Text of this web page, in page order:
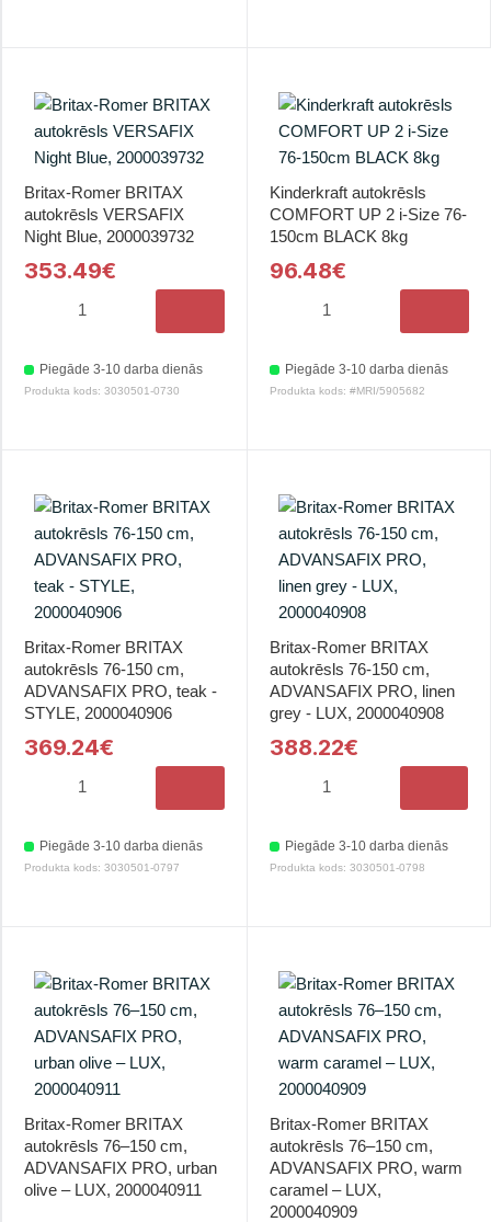
Britax-Romer BRITAX
autokrēsls VERSAFIX
Night Blue, 2000039732
353.49€
Piegāde 3-10 darba dienās
Produkta kods: 3030501-0730
Kinderkraft autokrēsls
COMFORT UP 2 i-Size 76-
150cm BLACK 8kg
96.48€
Piegāde 3-10 darba dienās
Produkta kods: #MRI/5905682
Britax-Romer BRITAX
autokrēsls 76-150 cm,
ADVANSAFIX PRO, teak -
STYLE, 2000040906
369.24€
Piegāde 3-10 darba dienās
Produkta kods: 3030501-0797
Britax-Romer BRITAX
autokrēsls 76-150 cm,
ADVANSAFIX PRO, linen
grey - LUX, 2000040908
388.22€
Piegāde 3-10 darba dienās
Produkta kods: 3030501-0798
Britax-Romer BRITAX
autokrēsls 76–150 cm,
ADVANSAFIX PRO, urban
olive – LUX, 2000040911
Britax-Romer BRITAX
autokrēsls 76–150 cm,
ADVANSAFIX PRO, warm
caramel – LUX,
2000040909